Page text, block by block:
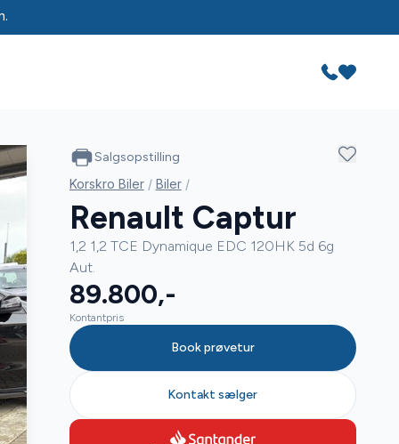
Salgsopstilling
Korskro Biler / Biler /
Renault Captur
1,2 1,2 TCE Dynamique EDC 120HK 5d 6g
Aut.
89.800,-
Kontantpris
Book prøvetur
Kontakt sælger